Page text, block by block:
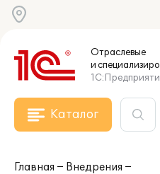
Отраслевые
и
Каталог
Главная
Внедрения